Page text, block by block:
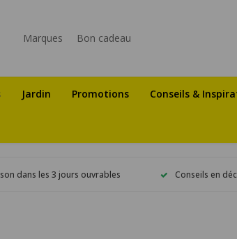
Marques Bon cadeau
Jardin Promotions Conseils &
dans les 3 jours ouvrables Conseils en